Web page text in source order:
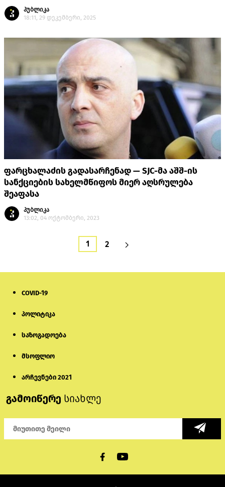
პუბლიკა
18:11, 29 დეკემბერი, 2025
ფარცხალაძის გადასარჩენად — SJC-მა აშშ-ის
სანქციების სახელმწიფოს მიერ აღსრულება
შეაფასა
პუბლიკა
13:02, 04 ოქტომბერი, 2023
1 2
COVID-19
პოლიტიკა
საზოგადოება
მსოფლიო
არჩევნები 2021
გამოიწერე სიახლე